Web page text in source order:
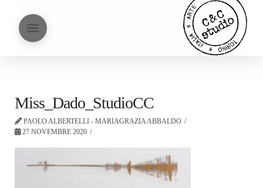
Miss_Dado_StudioCC
PAOLO ALBERTELLI - MARIAGRAZIA ABBALDO
27 NOVEMBRE 2020